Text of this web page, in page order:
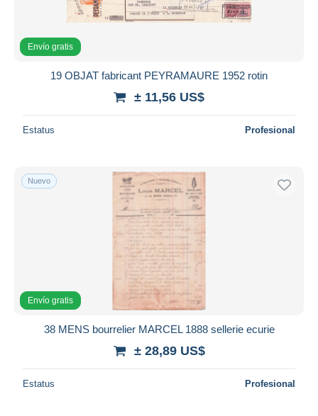
Envío gratis
19 OBJAT fabricant PEYRAMAURE 1952 rotin
± 11,56 US$
Estatus Profesional
Nuevo
Envío gratis
38 MENS bourrelier MARCEL 1888 sellerie ecurie
± 28,89 US$
Estatus Profesional